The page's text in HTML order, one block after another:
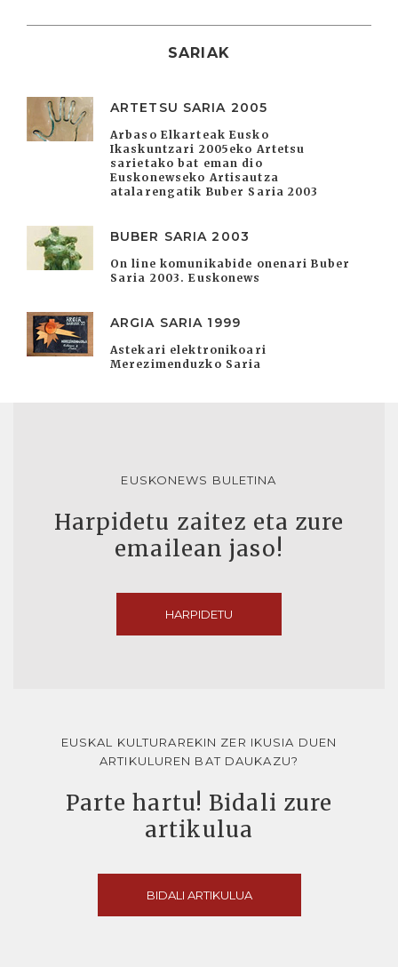
SARIAK
ARTETSU SARIA 2005
Arbaso Elkarteak Eusko
Ikaskuntzari 2005eko Artetsu
sarietako bat eman dio
Euskonewseko Artisautza
atalarengatik Buber Saria 2003
BUBER SARIA 2003
On line komunikabide onenari Buber
Saria 2003. Euskonews
ARGIA SARIA 1999
Astekari elektronikoari
Merezimenduzko Saria
EUSKONEWS BULETINA
Harpidetu zaitez eta zure
emailean jaso!
HARPIDETU
EUSKAL KULTURAREKIN ZER IKUSIA DUEN
ARTIKULUREN BAT DAUKAZU?
Parte hartu! Bidali zure
artikulua
BIDALI ARTIKULUA